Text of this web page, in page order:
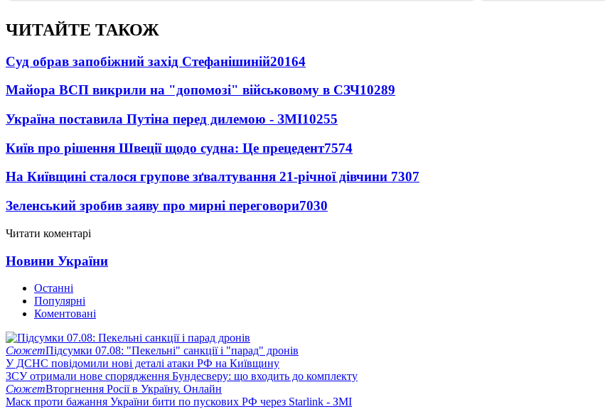
ЧИТАЙТЕ ТАКОЖ
Суд обрав запобіжний захід Стефанішиній20164
Майора ВСП викрили на "допомозі" військовому в СЗЧ10289
Україна поставила Путіна перед дилемою - ЗМІ10255
Київ про рішення Швеції щодо судна: Це прецедент7574
На Київщині сталося групове зґвалтування 21-річної дівчини 7307
Зеленський зробив заяву про мирні переговори7030
Читати коментарі
Новини України
Останні
Популярні
Коментовані
СюжетПідсумки 07.08: "Пекельні" санкції і "парад" дронів
У ДСНС повідомили нові деталі атаки РФ на Київщину
ЗСУ отримали нове спорядження Бундесверу: що входить до комплекту
СюжетВторгнення Росії в Україну. Онлайн
Маск проти бажання України бити по пускових РФ через Starlink - ЗМІ